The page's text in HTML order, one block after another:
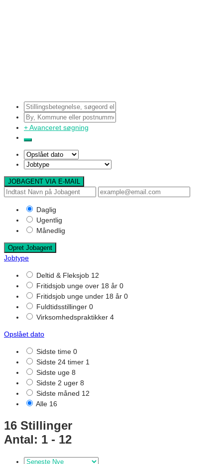
+Avanceret søgning
JOBAGENT VIA E-MAIL
Daglig
Ugentlig
Månedlig
Opret Jobagent
Jobtype
Deltid & Fleksjob 12
Fritidsjob unge over 18 år 0
Fritidsjob unge under 18 år 0
Fuldtidsstillinger 0
Virksomhedspraktikker 4
Opslået dato
Sidste time 0
Sidste 24 timer 1
Sidste uge 8
Sidste 2 uger 8
Sidste måned 12
Alle 16
16 Stillinger
Antal: 1 - 12